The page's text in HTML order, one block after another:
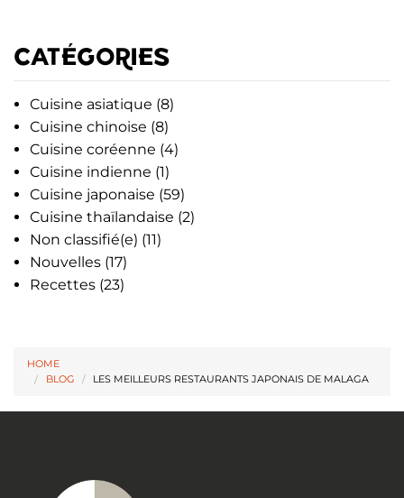
CATÉGORIES
Cuisine asiatique (8)
Cuisine chinoise (8)
Cuisine coréenne (4)
Cuisine indienne (1)
Cuisine japonaise (59)
Cuisine thaïlandaise (2)
Non classifié(e) (11)
Nouvelles (17)
Recettes (23)
HOME
BLOG
/ LES MEILLEURS RESTAURANTS JAPONAIS DE MALAGA